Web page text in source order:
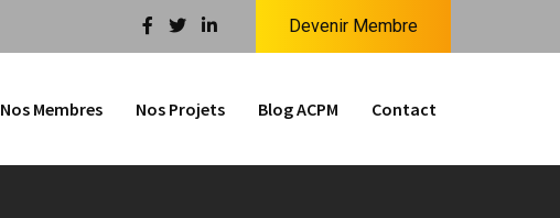
Devenir Membre
Nos Membres Nos Projets Blog ACPM Contact